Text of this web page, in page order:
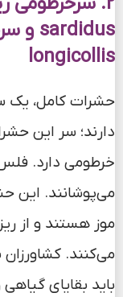
longicollis
حشرات کامل، یک
دارند؛ سر این
خرطومی دارد.
می‌پوشانند. این
موز هستند و از
می‌کنند. کشاورزان
باید بقایای